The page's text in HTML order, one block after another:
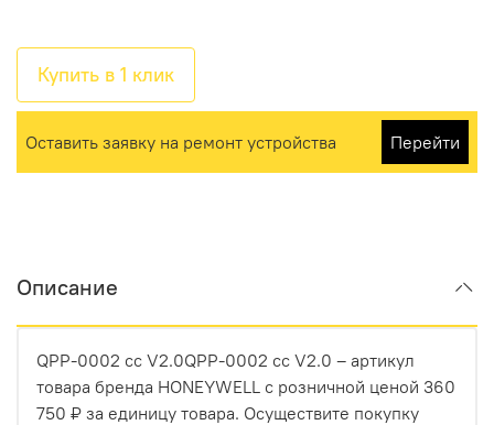
Купить в 1 клик
Оставить заявку на ремонт устройства Перейти
Описание
QPP-0002 cc V2.0QPP-0002 cc V2.0 – артикул
товара бренда HONEYWELL с розничной ценой 360
750 ₽ за единицу товара. Осуществите покупку